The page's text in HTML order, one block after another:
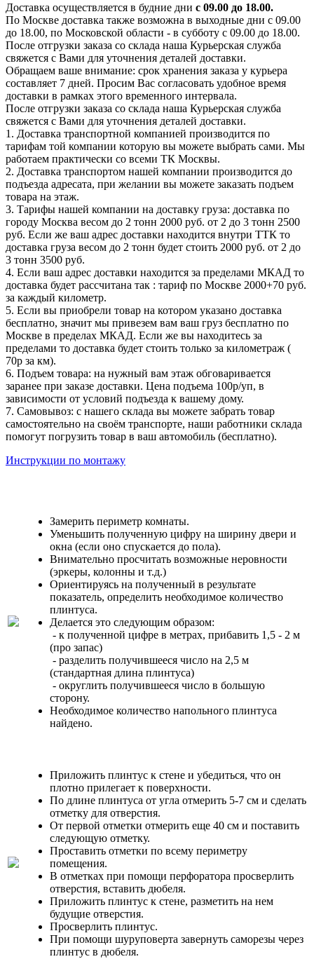
Доставка осуществляется в будние дни с 09.00 до 18.00.
По Москве доставка также возможна в выходные дни с 09.00
до 18.00, по Московской области - в субботу с 09.00 до 18.00.
После отгрузки заказа со склада наша Курьерская служба
свяжется с Вами для уточнения деталей доставки.
Обращаем ваше внимание: срок хранения заказа у курьера
составляет 7 дней. Просим Вас согласовать удобное время
доставки в рамках этого временного интервала.
После отгрузки заказа со склада наша Курьерская служба
свяжется с Вами для уточнения деталей доставки.
1. Доставка транспортной компанией производится по
тарифам той компании которую вы можете выбрать сами. Мы
работаем практически со всеми ТК Москвы.
2. Доставка транспортом нашей компании производится до
подъезда адресата, при желании вы можете заказать подъем
товара на этаж.
3. Тарифы нашей компании на доставку груза: доставка по
городу Москва весом до 2 тонн 2000 руб. от 2 до 3 тонн 2500
руб. Если же ваш адрес доставки находится внутри ТТК то
доставка груза весом до 2 тонн будет стоить 2000 руб. от 2 до
3 тонн 3500 руб.
4. Если ваш адрес доставки находится за пределами МКАД то
доставка будет рассчитана так : тариф по Москве 2000+70 руб.
за каждый километр.
5. Если вы приобрели товар на котором указано доставка
бесплатно, значит мы привезем вам ваш груз бесплатно по
Москве в пределах МКАД. Если же вы находитесь за
пределами то доставка будет стоить только за километраж (
70р за км).
6. Подъем товара: на нужный вам этаж обговаривается
заранее при заказе доставки. Цена подъема 100р/уп, в
зависимости от условий подъезда к вашему дому.
7. Самовывоз: с нашего склада вы можете забрать товар
самостоятельно на своём транспорте, наши работники склада
помогут погрузить товар в ваш автомобиль (бесплатно).
Инструкции по монтажу
Замерить периметр комнаты.
Уменьшить полученную цифру на ширину двери и
окна (если оно спускается до пола).
Внимательно просчитать возможные неровности
(эркеры, колонны и т.д.)
Ориентируясь на полученный в результате
показатель, определить необходимое количество
плинтуса.
Делается это следующим образом:
- к полученной цифре в метрах, прибавить 1,5 - 2 м
(про запас)
- разделить получившееся число на 2,5 м
(стандартная длина плинтуса)
- округлить получившееся число в большую
сторону.
Необходимое количество напольного плинтуса
найдено.
Приложить плинтус к стене и убедиться, что он
плотно прилегает к поверхности.
По длине плинтуса от угла отмерить 5-7 см и сделать
отметку для отверстия.
От первой отметки отмерить еще 40 см и поставить
следующую отметку.
Проставить отметки по всему периметру
помещения.
В отметках при помощи перфоратора просверлить
отверстия, вставить дюбеля.
Приложить плинтус к стене, разметить на нем
будущие отверстия.
Просверлить плинтус.
При помощи шуруповерта завернуть саморезы через
плинтус в дюбеля.